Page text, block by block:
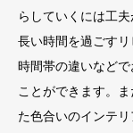
らしていくには工
長い時間を過ごす
時間帯の違いなど
ことができます。
た色合いのインテ